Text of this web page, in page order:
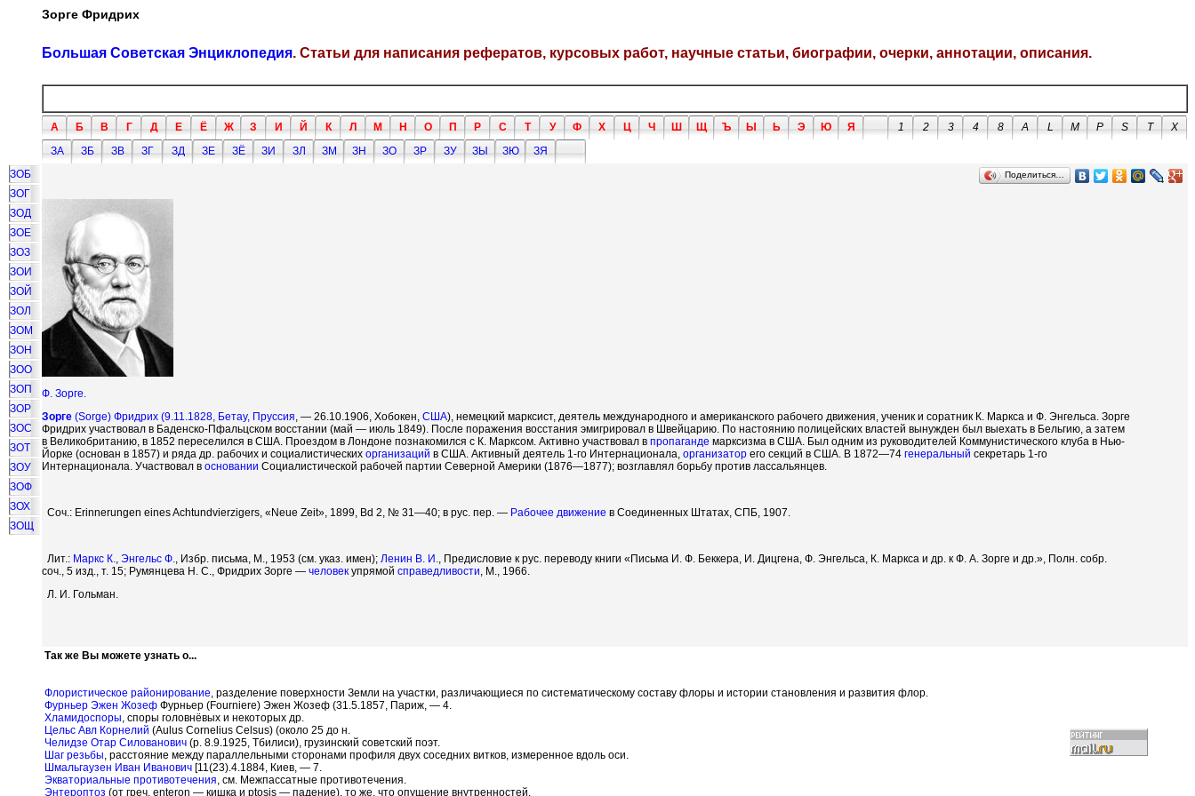
Зорге Фридрих
Большая Советская Энциклопедия. Статьи для написания рефератов, курсовых работ, научные статьи, биографии, очерки, аннотации, описания.
А Б В Г Д Е Ё Ж З И Й К Л М Н О П Р С Т У Ф Х Ц Ч Ш Щ Ъ Ы Ь Э Ю Я 1 2 3 4 8 A L M P S T
X
ЗА
ЗБ ЗВ ЗГ ЗД ЗЕ ЗЁ ЗИ ЗЛ ЗМ ЗН ЗО ЗР ЗУ ЗЫ ЗЮ
ЗЯ
ЗОБ
ЗОГ
ЗОД
ЗОЕ
ЗОЗ
ЗОИ
ЗОЙ
ЗОЛ
ЗОМ
ЗОН
ЗОО
ЗОП
ЗОР
ЗОС
ЗОТ
ЗОУ
ЗОФ
ЗОХ
ЗОЩ
Поделиться…
Ф. Зорге.
Зорге (Sorge) Фридрих (9.11.1828, Бетау, Пруссия, — 26.10.1906, Хобокен, США), немецкий марксист, деятель международного и американского рабочего движения, ученик и соратник К. Маркса и Ф. Энгельса. Зорге
Фридрих участвовал в Баденско-Пфальцском восстании (май — июль 1849). После поражения восстания эмигрировал в Швейцарию. По настоянию полицейских властей вынужден был выехать в Бельгию, а затем
в Великобританию, в 1852 переселился в США. Проездом в Лондоне познакомился с К. Марксом. Активно участвовал в пропаганде марксизма в США. Был одним из руководителей Коммунистического клуба в Нью-
Йорке (основан в 1857) и ряда др. рабочих и социалистических организаций в США. Активный деятель 1-го Интернационала, организатор его секций в США. В 1872—74 генеральный секретарь 1-го
Интернационала. Участвовал в основании Социалистической рабочей партии Северной Америки (1876—1877); возглавлял борьбу против лассальянцев.
Соч.: Erinnerungen eines Achtundvierzigers, «Neue Zeit», 1899, Bd 2, № 31—40; в рус. пер. — Рабочее движение в Соединенных Штатах, СПБ, 1907.
Лит.: Маркс К., Энгельс Ф., Избр. письма, М., 1953 (см. указ. имен); Ленин В. И., Предисловие к рус. переводу книги «Письма И. Ф. Беккера, И. Дицгена, Ф. Энгельса, К. Маркса и др. к Ф. А. Зорге и др.», Полн. собр.
соч., 5 изд., т. 15; Румянцева Н. С., Фридрих Зорге — человек упрямой справедливости, М., 1966.
Л. И. Гольман.
Так же Вы можете узнать о...
Флористическое районирование, разделение поверхности Земли на участки, различающиеся по систематическому составу флоры и истории становления и развития флор.
Фурньер Эжен Жозеф Фурньер (Fourniere) Эжен Жозеф (31.5.1857, Париж, — 4.
Хламидоспоры, споры головнёвых и некоторых др.
Цельс Авл Корнелий (Aulus Cornelius Celsus) (около 25 до н.
Челидзе Отар Силованович (р. 8.9.1925, Тбилиси), грузинский советский поэт.
Шаг резьбы, расстояние между параллельными сторонами профиля двух соседних витков, измеренное вдоль оси.
Шмальгаузен Иван Иванович [11(23).4.1884, Киев, — 7.
Экваториальные противотечения, см. Межпассатные противотечения.
Энтероптоз (от греч. enteron — кишка и ptosis — падение), то же, что опущение внутренностей.